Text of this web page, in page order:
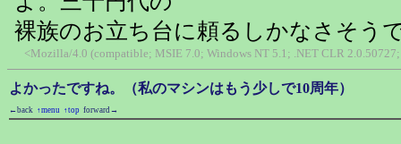
裸族のお立ち台に頼るしかなさそう
<Mozilla/4.0 (compatible; MSIE 7.0; Windows NT 5.1; .NET CLR
よかったですね。（私のマシンはもう少しで10周年）
←back ↑menu ↑top forward→